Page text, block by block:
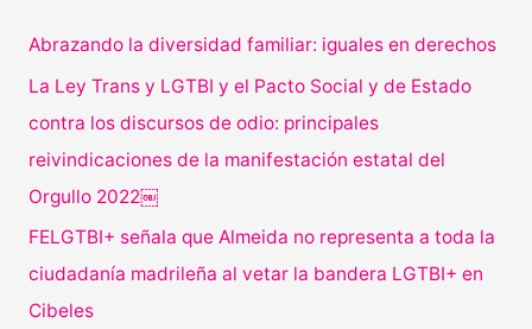
Abrazando la diversidad familiar: iguales en derechos
La Ley Trans y LGTBI y el Pacto Social y de Estado
contra los discursos de odio: principales
reivindicaciones de la manifestación estatal del
Orgullo 2022￼
FELGTBI+ señala que Almeida no representa a toda la
ciudadanía madrileña al vetar la bandera LGTBI+ en
Cibeles